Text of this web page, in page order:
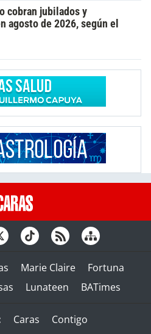
cobran jubilados y
agosto de 2026, según el
Marie Claire
Fortuna
Lunateen BATimes
Caras
Contigo